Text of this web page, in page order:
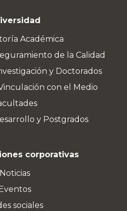
Académica
de la Calidad
y Doctorados
con el Medio
y Postgrados
corporativas
Noticias
sociales